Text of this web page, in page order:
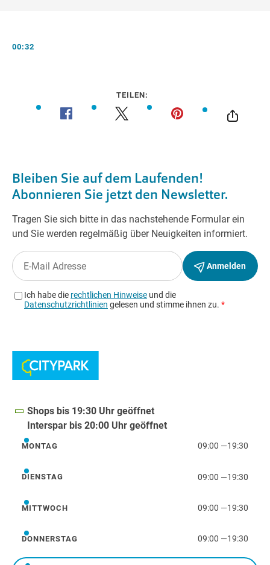
00:32
TEILEN:
Shops bis 19:30 Uhr geöffnet
Interspar bis 20:00 Uhr geöffnet
Montag
MONTAG 09:00 —19:30
Dienstag
DIENSTAG 09:00 —19:30
Mittwoch
MITTWOCH 09:00 —19:30
Donnerstag
DONNERSTAG 09:00 —19:30